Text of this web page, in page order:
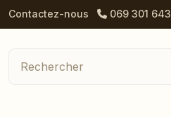
Contactez-nous 069 301 643